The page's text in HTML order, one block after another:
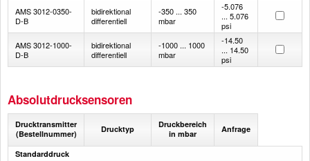
AMS 3012-0350-
D-B
bidirektional
differentiell
-350 ... 350
mbar
-5.076
... 5.076
psi
AMS 3012-1000-
D-B
bidirektional
differentiell
-1000 ... 1000
mbar
-14.50
... 14.50
psi
Absolutdrucksensoren
Drucktransmitter
(Bestellnummer)
Drucktyp
Druckbereich
in mbar
Anfrage
Standarddruck